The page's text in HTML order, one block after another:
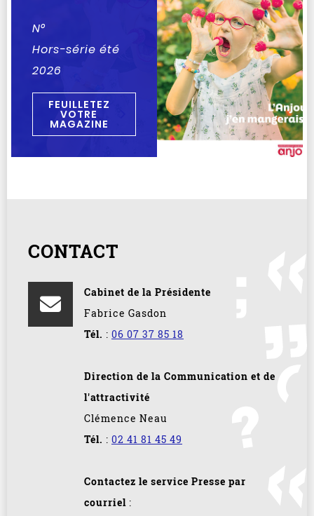
N°
Hors-série été
2026
FEUILLETEZ
VOTRE
MAGAZINE
CONTACT
Cabinet de la Présidente
Fabrice Gasdon
Tél. : 06 07 37 85 18
Direction de la Communication et de
l'attractivité
Clémence Neau
Tél. : 02 41 81 45 49
Contactez le service Presse par
courriel :